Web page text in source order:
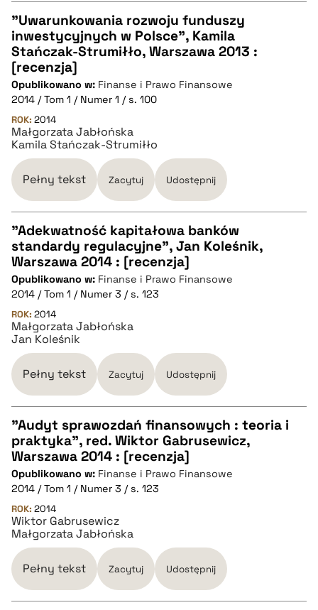
CZYSTY TEKST
pobierz cytat
BIBTEX
pobierz cytat
"Uwarunkowania rozwoju funduszy
inwestycyjnych w Polsce", Kamila
Stańczak-Strumiłło, Warszawa 2013 :
[recenzja]
Opublikowano w: Finanse i Prawo Finansowe
2014 / Tom 1 / Numer 1 / s. 100
ROK: 2014
Małgorzata Jabłońska
Kamila Stańczak-Strumiłło
Pełny tekst Zacytuj Udostępnij
CZYSTY TEKST
pobierz cytat
BIBTEX
pobierz cytat
"Adekwatność kapitałowa banków
standardy regulacyjne", Jan Koleśnik,
Warszawa 2014 : [recenzja]
Opublikowano w: Finanse i Prawo Finansowe
2014 / Tom 1 / Numer 3 / s. 123
ROK: 2014
Małgorzata Jabłońska
Jan Koleśnik
Pełny tekst Zacytuj Udostępnij
CZYSTY TEKST
pobierz cytat
BIBTEX
pobierz cytat
"Audyt sprawozdań finansowych : teoria i
praktyka", red. Wiktor Gabrusewicz,
Warszawa 2014 : [recenzja]
Opublikowano w: Finanse i Prawo Finansowe
2014 / Tom 1 / Numer 3 / s. 123
ROK: 2014
Wiktor Gabrusewicz
Małgorzata Jabłońska
Pełny tekst Zacytuj Udostępnij